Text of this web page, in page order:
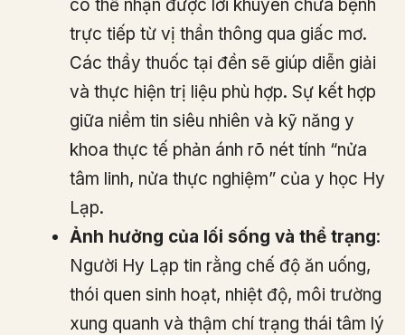
có thể nhận được lời khuyên chữa bệnh
trực tiếp từ vị thần thông qua giấc mơ.
Các thầy thuốc tại đền sẽ giúp diễn giải
và thực hiện trị liệu phù hợp. Sự kết hợp
giữa niềm tin siêu nhiên và kỹ năng y
khoa thực tế phản ánh rõ nét tính “nửa
tâm linh, nửa thực nghiệm” của y học Hy
Lạp.
Ảnh hưởng của lối sống và thể trạng:
Người Hy Lạp tin rằng chế độ ăn uống,
thói quen sinh hoạt, nhiệt độ, môi trường
xung quanh và thậm chí trạng thái tâm lý